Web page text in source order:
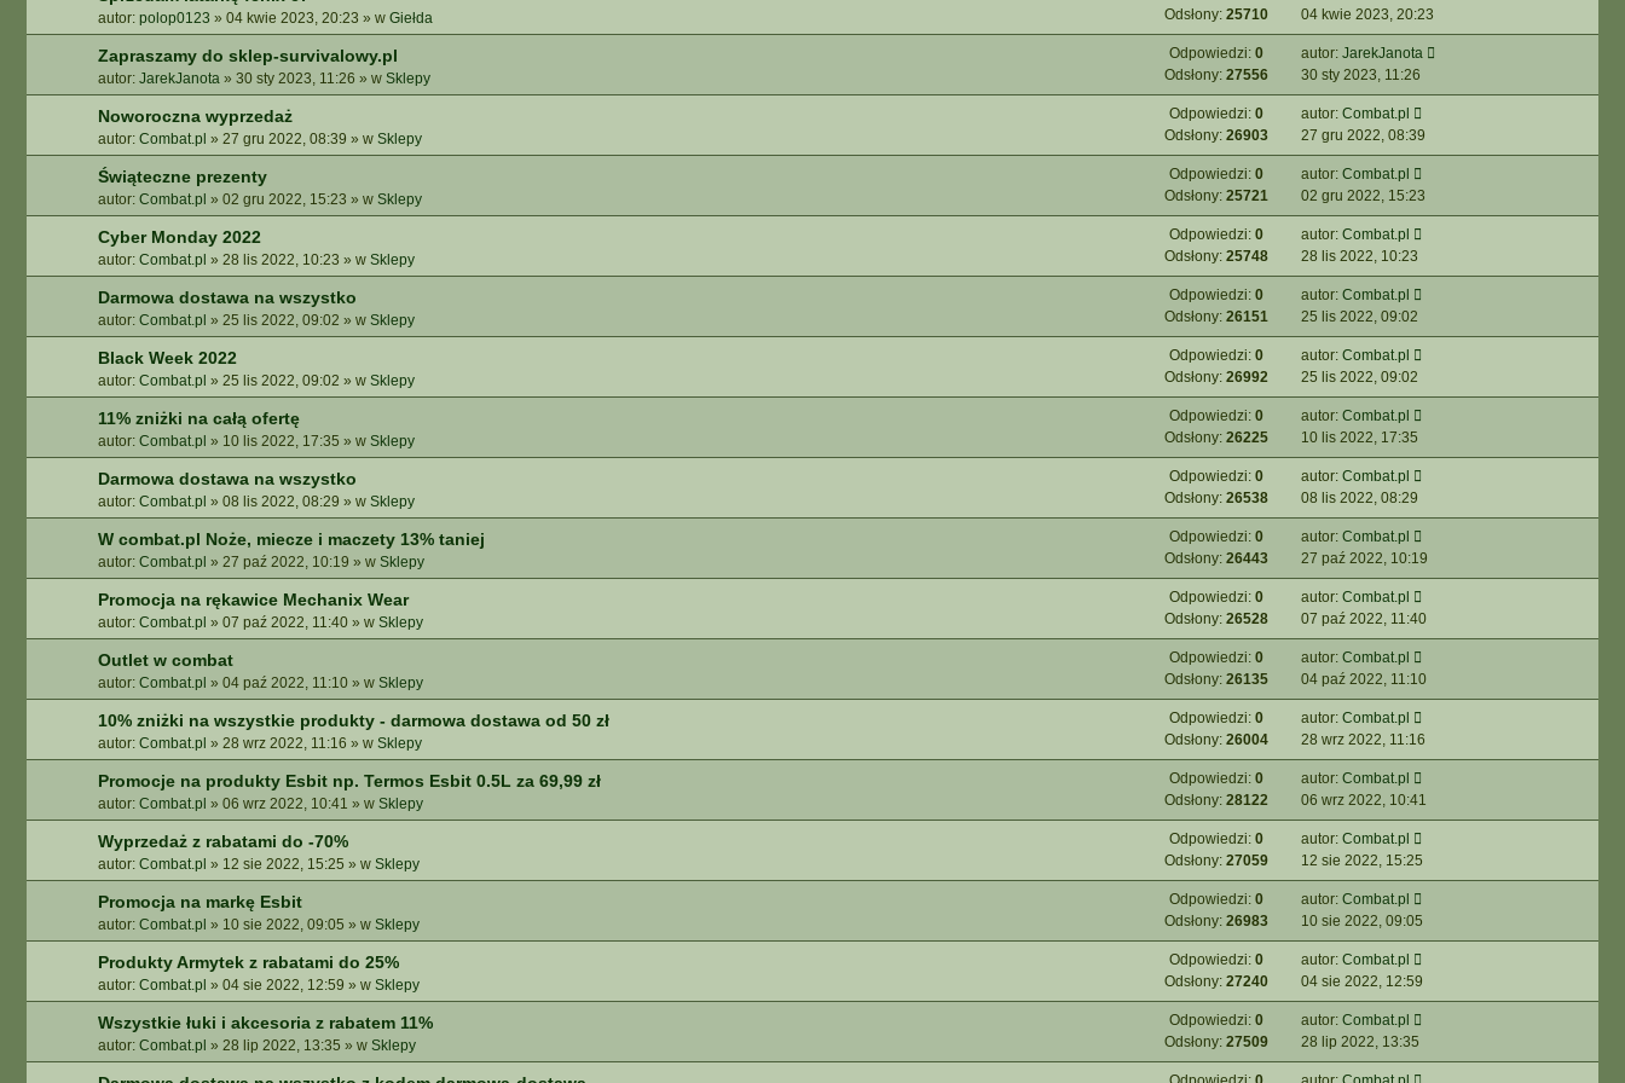
autor: polop0123 » 04 kwie 2023, 20:23 » w Giełda
Odsłony: 25710
04 kwie 2023, 20:23
Zapraszamy do sklep-survivalowy.pl
autor: JarekJanota » 30 sty 2023, 11:26 » w Sklepy
Odpowiedzi: 0
Odsłony: 27556
autor: JarekJanota
30 sty 2023, 11:26
Noworoczna wyprzedaż
autor: Combat.pl » 27 gru 2022, 08:39 » w Sklepy
Odpowiedzi: 0
Odsłony: 26903
autor: Combat.pl
27 gru 2022, 08:39
Świąteczne prezenty
autor: Combat.pl » 02 gru 2022, 15:23 » w Sklepy
Odpowiedzi: 0
Odsłony: 25721
autor: Combat.pl
02 gru 2022, 15:23
Cyber Monday 2022
autor: Combat.pl » 28 lis 2022, 10:23 » w Sklepy
Odpowiedzi: 0
Odsłony: 25748
autor: Combat.pl
28 lis 2022, 10:23
Darmowa dostawa na wszystko
autor: Combat.pl » 25 lis 2022, 09:02 » w Sklepy
Odpowiedzi: 0
Odsłony: 26151
autor: Combat.pl
25 lis 2022, 09:02
Black Week 2022
autor: Combat.pl » 25 lis 2022, 09:02 » w Sklepy
Odpowiedzi: 0
Odsłony: 26992
autor: Combat.pl
25 lis 2022, 09:02
11% zniżki na całą ofertę
autor: Combat.pl » 10 lis 2022, 17:35 » w Sklepy
Odpowiedzi: 0
Odsłony: 26225
autor: Combat.pl
10 lis 2022, 17:35
Darmowa dostawa na wszystko
autor: Combat.pl » 08 lis 2022, 08:29 » w Sklepy
Odpowiedzi: 0
Odsłony: 26538
autor: Combat.pl
08 lis 2022, 08:29
W combat.pl Noże, miecze i maczety 13% taniej
autor: Combat.pl » 27 paź 2022, 10:19 » w Sklepy
Odpowiedzi: 0
Odsłony: 26443
autor: Combat.pl
27 paź 2022, 10:19
Promocja na rękawice Mechanix Wear
autor: Combat.pl » 07 paź 2022, 11:40 » w Sklepy
Odpowiedzi: 0
Odsłony: 26528
autor: Combat.pl
07 paź 2022, 11:40
Outlet w combat
autor: Combat.pl » 04 paź 2022, 11:10 » w Sklepy
Odpowiedzi: 0
Odsłony: 26135
autor: Combat.pl
04 paź 2022, 11:10
10% zniżki na wszystkie produkty - darmowa dostawa od 50 zł
autor: Combat.pl » 28 wrz 2022, 11:16 » w Sklepy
Odpowiedzi: 0
Odsłony: 26004
autor: Combat.pl
28 wrz 2022, 11:16
Promocje na produkty Esbit np. Termos Esbit 0.5L za 69,99 zł
autor: Combat.pl » 06 wrz 2022, 10:41 » w Sklepy
Odpowiedzi: 0
Odsłony: 28122
autor: Combat.pl
06 wrz 2022, 10:41
Wyprzedaż z rabatami do -70%
autor: Combat.pl » 12 sie 2022, 15:25 » w Sklepy
Odpowiedzi: 0
Odsłony: 27059
autor: Combat.pl
12 sie 2022, 15:25
Promocja na markę Esbit
autor: Combat.pl » 10 sie 2022, 09:05 » w Sklepy
Odpowiedzi: 0
Odsłony: 26983
autor: Combat.pl
10 sie 2022, 09:05
Produkty Armytek z rabatami do 25%
autor: Combat.pl » 04 sie 2022, 12:59 » w Sklepy
Odpowiedzi: 0
Odsłony: 27240
autor: Combat.pl
04 sie 2022, 12:59
Wszystkie łuki i akcesoria z rabatem 11%
autor: Combat.pl » 28 lip 2022, 13:35 » w Sklepy
Odpowiedzi: 0
Odsłony: 27509
autor: Combat.pl
28 lip 2022, 13:35